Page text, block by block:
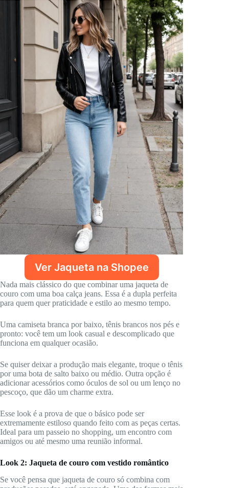
Ver Jaqueta na Shopee
Nada mais clássico do que combinar uma jaqueta de
couro com uma boa calça jeans. Essa é a dupla perfeita
para quem quer praticidade e estilo ao mesmo tempo.
Uma camiseta branca por baixo, tênis brancos nos pés e
pronto: você tem um look casual e descomplicado que
funciona em qualquer ocasião.
Se quiser deixar a produção mais elegante, troque o tênis
por uma bota de salto baixo ou médio. Outra opção é
adicionar acessórios como óculos de sol ou um lenço no
pescoço, que dão um charme extra.
Esse look é a prova de que o básico pode ser
extremamente estiloso quando feito com as peças certas.
Ideal para um passeio no shopping, um encontro com
amigos ou até mesmo uma reunião informal.
Look 2: Jaqueta de couro com vestido romântico
Se você pensa que jaqueta de couro só combina com